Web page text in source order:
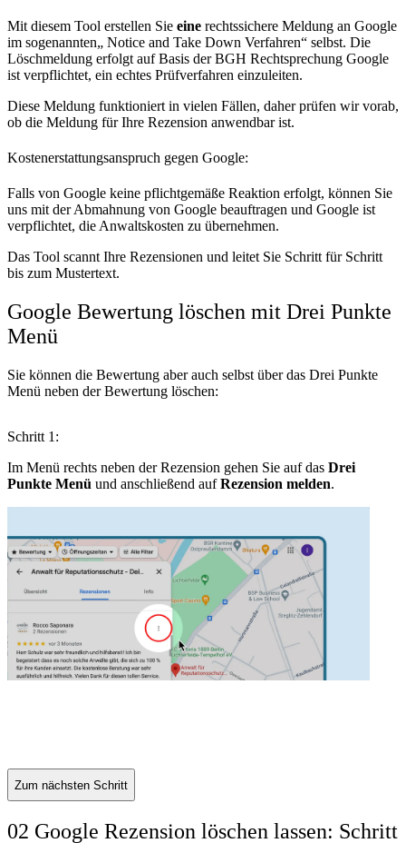
Mit diesem Tool erstellen Sie eine rechtssichere Meldung an Google
im sogenannten„ Notice and Take Down Verfahren“ selbst. Die
Löschmeldung erfolgt auf Basis der BGH Rechtsprechung Google
ist verpflichtet, ein echtes Prüfverfahren einzuleiten.
Diese Meldung funktioniert in vielen Fällen, daher prüfen wir vorab,
ob die Meldung für Ihre Rezension anwendbar ist.
Kostenerstattungsanspruch gegen Google:
Falls von Google keine pflichtgemäße Reaktion erfolgt, können Sie
uns mit der Abmahnung von Google beauftragen und Google ist
verpflichtet, die Anwaltskosten zu übernehmen.
Das Tool scannt Ihre Rezensionen und leitet Sie Schritt für Schritt
bis zum Mustertext.
Google Bewertung löschen mit Drei Punkte
Menü
Sie können die Bewertung aber auch selbst über das Drei Punkte
Menü neben der Bewertung löschen:
Schritt 1:
Im Menü rechts neben der Rezension gehen Sie auf das Drei
Punkte Menü und anschließend aufRezension melden.
Zum nächsten Schritt
02 Google Rezension löschen lassen: Schritt